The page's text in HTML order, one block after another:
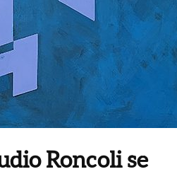
Roncoli se